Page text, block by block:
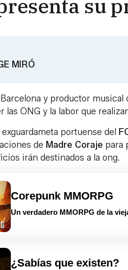
su
MIRÓ
y productor
las ONG y la labor que
exguardameta portuense del
de Madre Coraje para
irán destinados a la ong.
Corepunk MMORPG
Un verdadero MMORPG de la
¿Sabías que existen?